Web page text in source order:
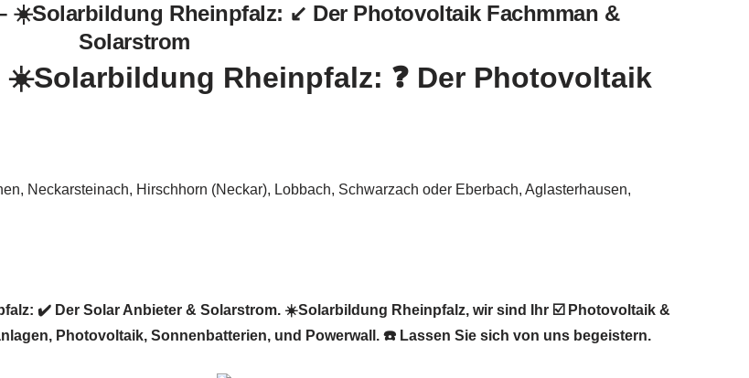
☀️Solarbildung Rheinpfalz: ↙️ Der Photovoltaik Fachmman &
Solarstrom
✔️ Der Solar Anbieter & Solarstrom. ☀️Solarbildung Rheinpfalz, wir sind Ihr ☑️ Photovoltaik &
Photovoltaik, Sonnenbatterien, und Powerwall. ☎️ Lassen Sie sich von uns begeistern.